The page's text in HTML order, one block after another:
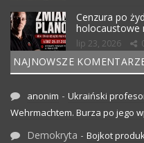
Cenzura po
holocaustowe
lip 23, 2026
NAJNOWSZE
anonim - Ukraiński
Wehrmachtem. Burza po jego
Demokryta - Bojkot